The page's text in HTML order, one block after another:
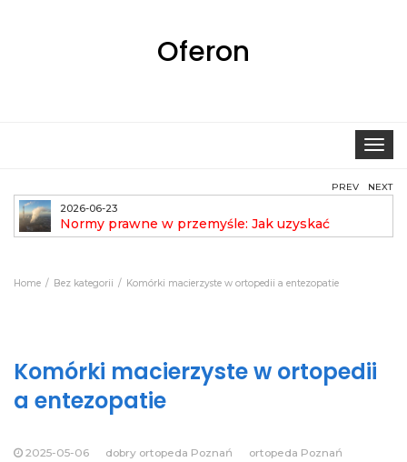
Oferon
Toggle
2026-06-23
Normy prawne w przemyśle: Jak uzyskać
pozwolenie na emisję?
PREV NEXT
Home Bez kategorii Komórki macierzyste w ortopedii a entezopatie
Komórki macierzyste w ortopedii
a entezopatie
2025-05-06 dobry ortopeda Poznań
ortopeda Poznań